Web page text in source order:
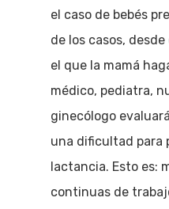
el caso de bebés
de los casos,
el que la mamá
médico, pediatra,
ginecólogo
una dificultad para
lactancia. Esto es:
continuas de